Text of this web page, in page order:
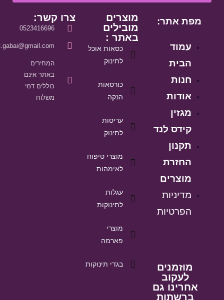
מפת אתר:
עמוד
הבית
חנות
אודות
מגזין
קידס לנד
תקנון
החזרת
מוצרים
מדיניות
הפרטיות
מוזמנים
לעקוב
אחרינו גם
ברשתות
מוצרים
מובילים
באתר :
כסאות אוכל
לתינוק
כורסאות
הנקה
עריסות
לתינוק
מוצרי טיפוח
לאימהות
עגלות
לתינוקות
מוצרי
פארמה
בגדי תינוקות
צרו קשר:
0523416696
המחירים
באתר אינם
כוללים דמי
משלוח